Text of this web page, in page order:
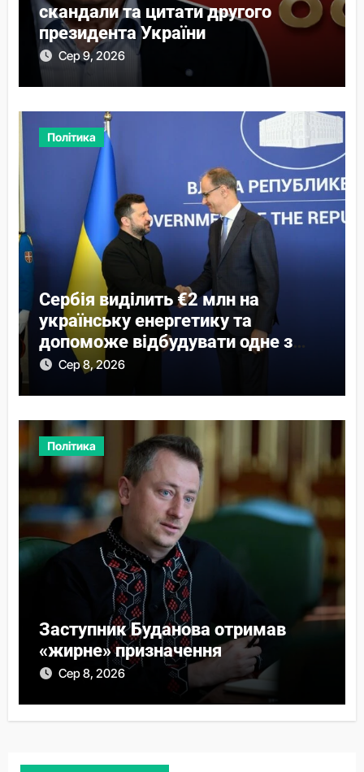
скандали та цитати другого
президента України
Сер 9, 2026
Політика
Сербія виділить €2 млн на
українську енергетику та
допоможе відбудувати одне з
містСер 8, 2026
Політика
Заступник Буданова отримав
«жирне» призначення
Сер 8, 2026